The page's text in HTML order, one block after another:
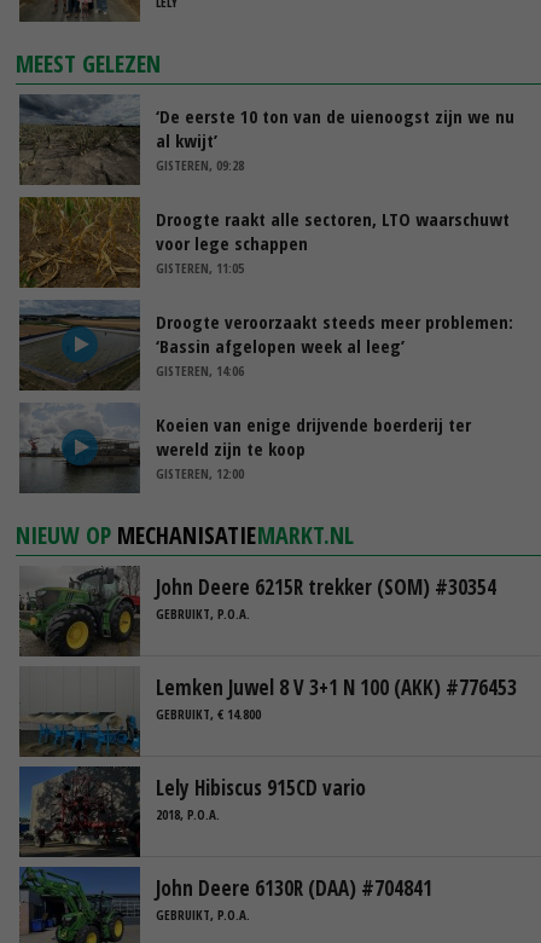
MEEST GELEZEN
‘De eerste 10 ton van de uienoogst zijn we nu
al kwijt’
GISTEREN, 09:28
Droogte raakt alle sectoren, LTO waarschuwt
voor lege schappen
GISTEREN, 11:05
Droogte veroorzaakt steeds meer problemen:
‘Bassin afgelopen week al leeg’
GISTEREN, 14:06
Koeien van enige drijvende boerderij ter
wereld zijn te koop
GISTEREN, 12:00
NIEUW OP MECHANISATIEMARKT.NL
John Deere 6215R trekker (SOM) #30354
GEBRUIKT, P.O.A.
Lemken Juwel 8 V 3+1 N 100 (AKK) #776453
GEBRUIKT, € 14.800
Lely Hibiscus 915CD vario
2018, P.O.A.
John Deere 6130R (DAA) #704841
GEBRUIKT, P.O.A.